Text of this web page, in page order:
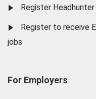
Register
Register to receive
jobs
For Employers